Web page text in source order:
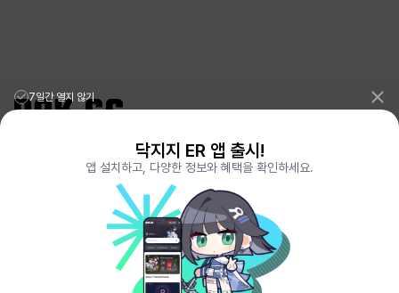
리그오브레전드 전적검색 포로지지PORO.GG
전략적팀전투 TFT 전적검색 롤체지지 LOLCHESS.GG
메이플스토리 종합통계MAPLE.GG
VALORANT.DAK.GG
배틀그라운드 전적검색PUBG.DAK.GG
이터널 리턴 전적검색ER.DAK.GG
GENSHIN.DAK.GG
DEADLOCK.DAK.GG
7일간 열지 않기
닥지지 ER 앱 출시!
앱 설치하고, 다양한 정보와 혜택을 확인하세요.